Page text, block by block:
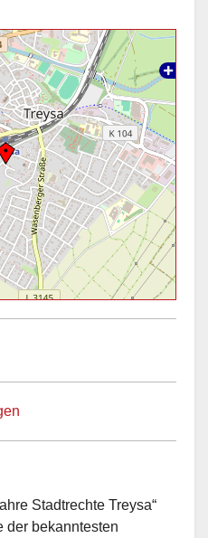
Stadtrechte Treysa“
der bekanntesten